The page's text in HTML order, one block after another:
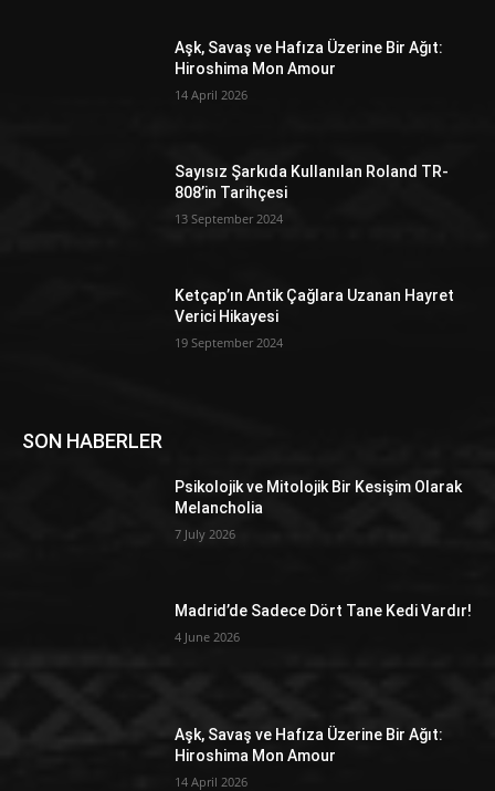
Aşk, Savaş ve Hafıza Üzerine Bir Ağıt:
Hiroshima Mon Amour
14 April 2026
Sayısız Şarkıda Kullanılan Roland TR-
808’in Tarihçesi
13 September 2024
Ketçap’ın Antik Çağlara Uzanan Hayret
Verici Hikayesi
19 September 2024
SON HABERLER
Psikolojik ve Mitolojik Bir Kesişim Olarak
Melancholia
7 July 2026
Madrid’de Sadece Dört Tane Kedi Vardır!
4 June 2026
Aşk, Savaş ve Hafıza Üzerine Bir Ağıt:
Hiroshima Mon Amour
14 April 2026